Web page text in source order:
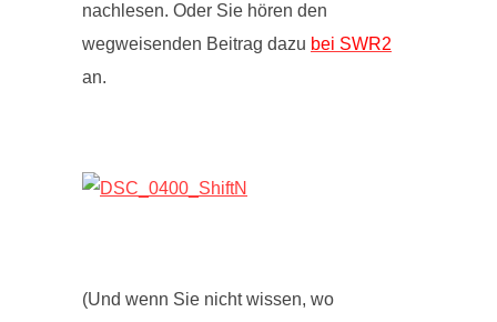
nachlesen. Oder Sie hören den
wegweisenden Beitrag dazu bei SWR2
an.
(Und wenn Sie nicht wissen, wo